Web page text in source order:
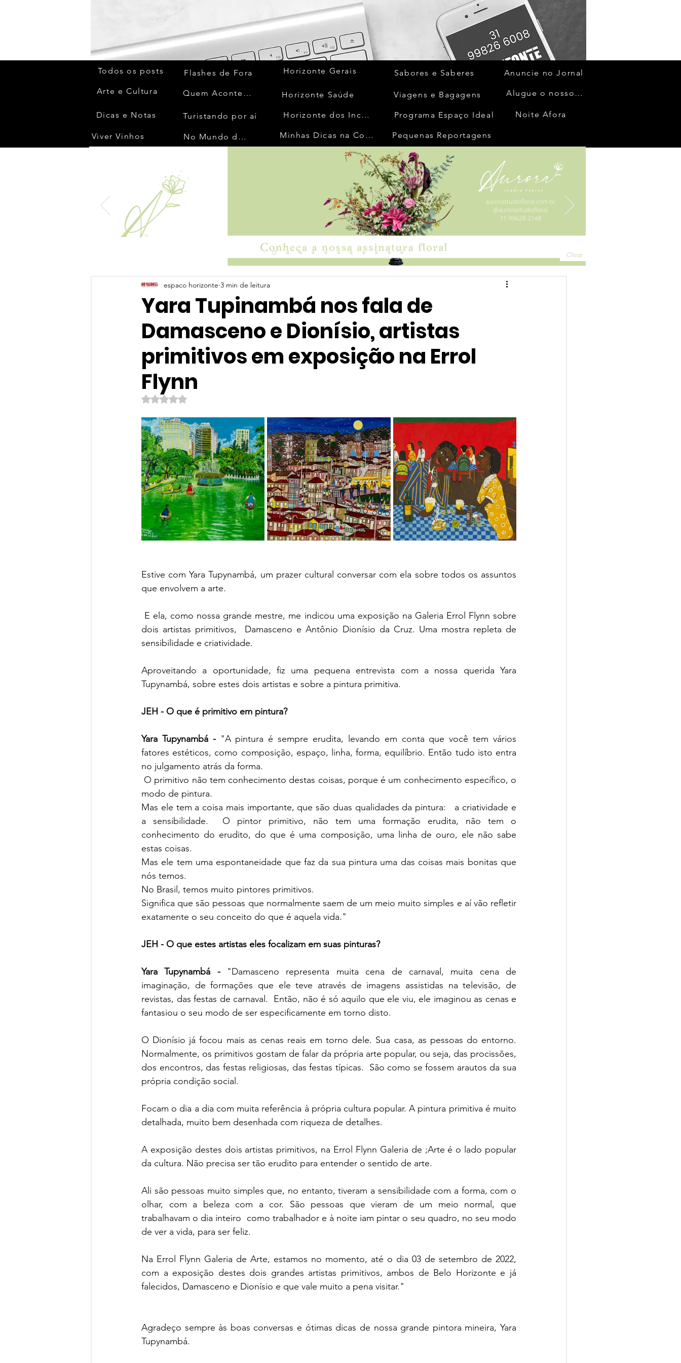
Todos os posts
Arte e Cultura
Dicas e Notas
Viver Vinhos
Flashes de Fora
Quem Acontece
Turistando por aí
No Mundo da Moda
Horizonte Gerais
Horizonte Saúde
Horizonte dos Inconfidentes
Minhas Dicas na Cozinha
Sabores e Saberes
Viagens e Bagagens
Programa Espaço Ideal
Anuncie no Jornal
Alugue o nosso espaço
Noite Afora
Pequenas Reportagens
Clicar
Yara Tupinambá nos fala de
Damasceno e Dionísio, artistas
primitivos em exposição na Errol
Flynn
espaco horizonte 3 min de leitura
Avaliado com NaN de 5 estrelas.
Estive com Yara Tupynambá, um prazer cultural conversar com ela sobre todos os assuntos
que envolvem a arte.
dois artistas primitivos,  Damasceno e Antônio Dionísio da Cruz. Uma mostra repleta de
sensibilidade e criatividade.
Aproveitando a oportunidade, fiz uma pequena entrevista com a nossa querida Yara
Tupynambá, sobre estes dois artistas e sobre a pintura primitiva.
JEH - O que é primitivo em pintura?
Yara Tupynambá - "A pintura é sempre erudita, levando em conta que você tem vários
fatores estéticos, como composição, espaço, linha, forma, equilíbrio. Então tudo isto entra
no julgamento atrás da forma.
modo de pintura.
Mas ele tem a coisa mais importante, que são duas qualidades da pintura:   a criatividade e
a sensibilidade.  O pintor primitivo, não tem uma formação erudita, não tem o
conhecimento do erudito, do que é uma composição, uma linha de ouro, ele não sabe
estas coisas.
Mas ele tem uma espontaneidade que faz da sua pintura uma das coisas mais bonitas que
nós temos.
No Brasil, temos muito pintores primitivos.
Significa que são pessoas que normalmente saem de um meio muito simples e aí vão refletir
exatamente o seu conceito do que é aquela vida."
JEH - O que estes artistas eles focalizam em suas pinturas?
Yara Tupynambá - "Damasceno representa muita cena de carnaval, muita cena de
imaginação, de formações que ele teve através de imagens assistidas na televisão, de
revistas, das festas de carnaval.  Então, não é só aquilo que ele viu, ele imaginou as cenas e
fantasiou o seu modo de ser especificamente em torno disto.
O Dionísio já focou mais as cenas reais em torno dele. Sua casa, as pessoas do entorno.
Normalmente, os primitivos gostam de falar da própria arte popular, ou seja, das procissões,
dos encontros, das festas religiosas, das festas típicas.  São como se fossem arautos da sua
própria condição social.
Focam o dia a dia com muita referência à própria cultura popular. A pintura primitiva é muito
detalhada, muito bem desenhada com riqueza de detalhes.
A exposição destes dois artistas primitivos, na Errol Flynn Galeria de ;Arte é o lado popular
da cultura. Não precisa ser tão erudito para entender o sentido de arte.
Ali são pessoas muito simples que, no entanto, tiveram a sensibilidade com a forma, com o
olhar, com a beleza com a cor. São pessoas que vieram de um meio normal, que
trabalhavam o dia inteiro  como trabalhador e à noite iam pintar o seu quadro, no seu modo
de ver a vida, para ser feliz.
Na Errol Flynn Galeria de Arte, estamos no momento, até o dia 03 de setembro de 2022,
com a exposição destes dois grandes artistas primitivos, ambos de Belo Horizonte e já
falecidos, Damasceno e Dionísio e que vale muito a pena visitar."
Agradeço sempre às boas conversas e ótimas dicas de nossa grande pintora mineira, Yara
Tupynambá.